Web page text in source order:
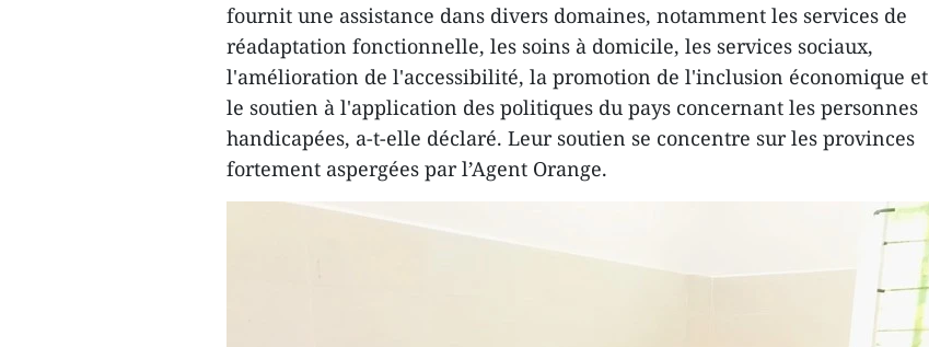
fournit une assistance dans divers domaines, notamment les services de
réadaptation fonctionnelle, les soins à domicile, les services sociaux,
l'amélioration de l'accessibilité, la promotion de l'inclusion économique et
le soutien à l'application des politiques du pays concernant les personnes
handicapées, a-t-elle déclaré. Leur soutien se concentre sur les provinces
fortement aspergées par l’Agent Orange.